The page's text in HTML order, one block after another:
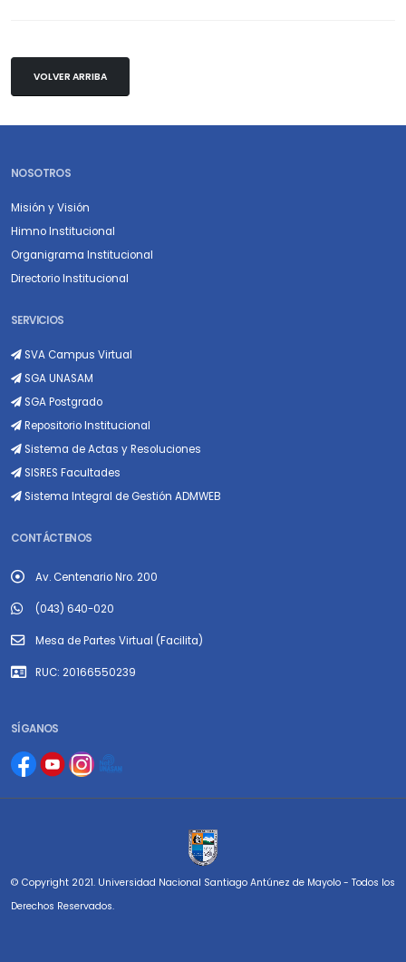
VOLVER ARRIBA
NOSOTROS
Misión y Visión
Himno Institucional
Organigrama Institucional
Directorio Institucional
SERVICIOS
SVA Campus Virtual
SGA UNASAM
SGA Postgrado
Repositorio Institucional
Sistema de Actas y Resoluciones
SISRES Facultades
Sistema Integral de Gestión ADMWEB
CONTÁCTENOS
Av. Centenario Nro. 200
(043) 640-020
Mesa de Partes Virtual (Facilita)
RUC: 20166550239
SÍGANOS
© Copyright 2021. Universidad Nacional Santiago Antúnez de Mayolo - Todos los
Derechos Reservados.